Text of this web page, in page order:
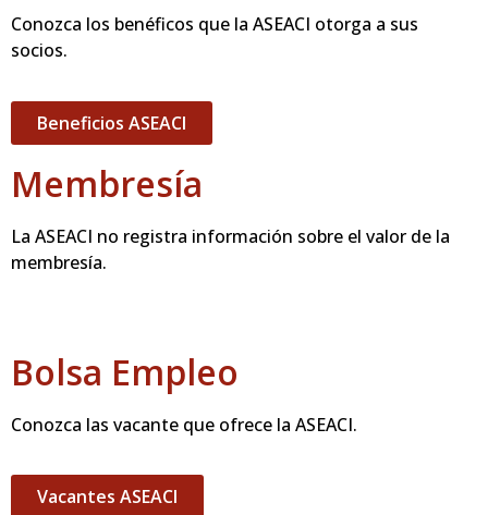
Conozca los benéficos que la ASEACI otorga a sus
socios.
Beneficios ASEACI
Membresía
La ASEACI no registra información sobre el valor de la
membresía.
Bolsa Empleo
Conozca las vacante que ofrece la ASEACI.
Vacantes ASEACI